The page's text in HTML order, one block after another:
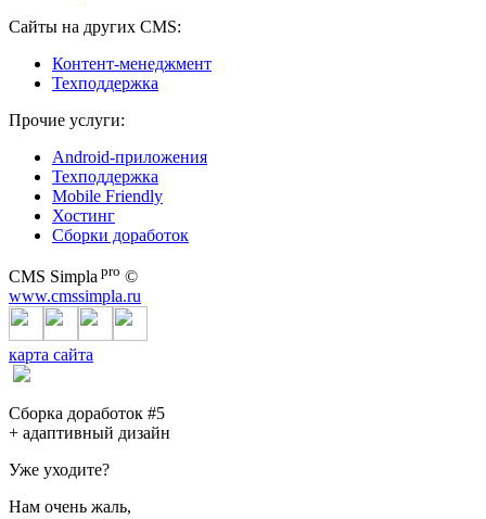
Сайты на других CMS:
Контент-менеджмент
Техподдержка
Прочие услуги:
Android-приложения
Техподдержка
Mobile Friendly
Хостинг
Сборки доработок
CMS Simpla pro ©
www.cmssimpla.ru
карта сайта
Сборка доработок #5
+ адаптивный дизайн
Уже уходите?
Нам очень жаль,